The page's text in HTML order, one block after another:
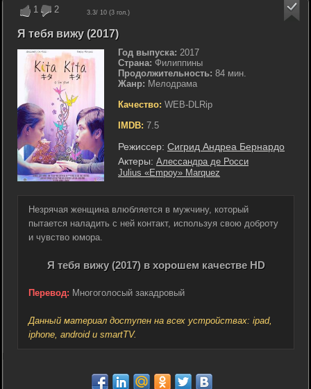
1 2 3.3/ 10 (3 гол.)
Я тебя вижу (2017)
Год выпуска: 2017
Страна: Филиппины
Продолжительность: 84 мин.
Жанр: Мелодрама
Качество: WEB-DLRip
IMDB: 7.5
Режиссер: Сигрид Андреа Бернардо
Актеры: Алессандра де Росси
Julius «Empoy» Marquez
Незрячая женщина влюбляется в мужчину, который
пытается наладить с ней контакт, используя свою доброту
и чувство юмора.
Я тебя вижу (2017) в хорошем качестве HD
Перевод: Многоголосый закадровый
Данный материал доступен на всех устройствах: ipad,
iphone, android и smartTV.